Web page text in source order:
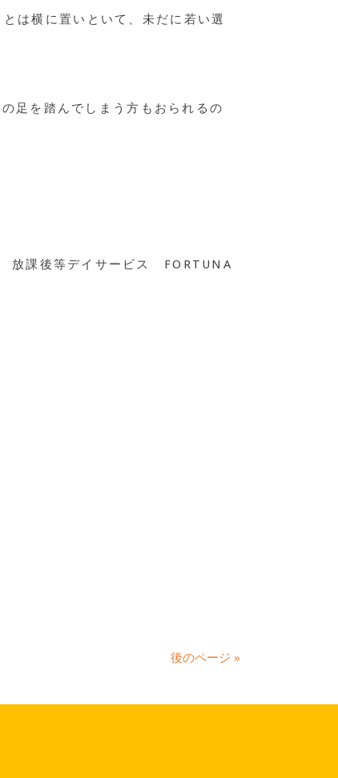
は横に置いといて、未だに若い選
足を踏んでしまう方もおられるの
放課後等デイサービス FORTUNA
後のページ »